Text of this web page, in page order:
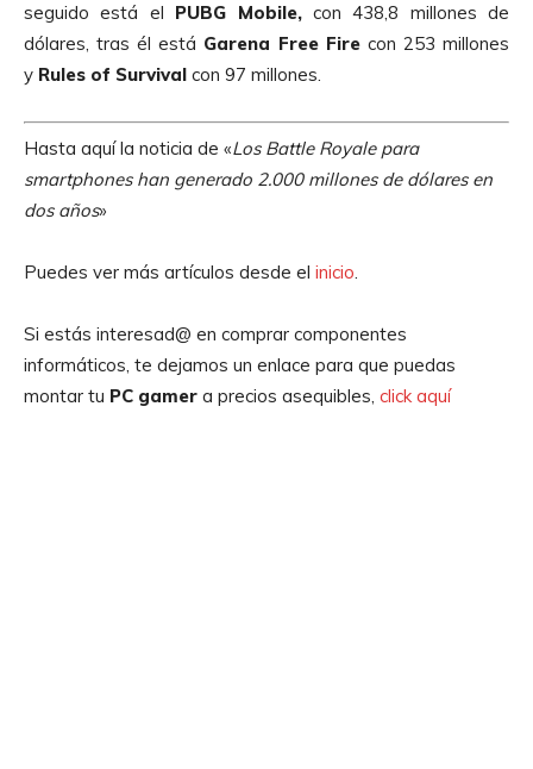
seguido está el PUBG Mobile, con 438,8 millones de
dólares, tras él está Garena Free Firecon 253 millones
y Rules of Survival con 97 millones.
Hasta aquí la noticia de «Los Battle Royale para
smartphones han generado 2.000 millones de dólares en
dos años»
Puedes ver más artículos desde el inicio
Si estás interesad@ en comprar componentes
informáticos, te dejamos un enlace para que puedas
montar tu PC gamer a precios asequibles, click aquí